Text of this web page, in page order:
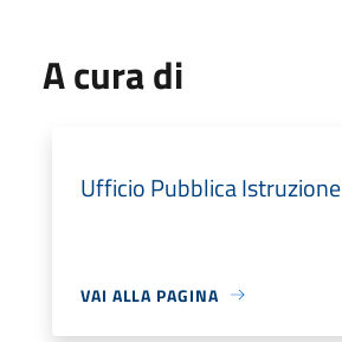
A cura di
Ufficio Pubblica Istruzione
VAI ALLA PAGINA